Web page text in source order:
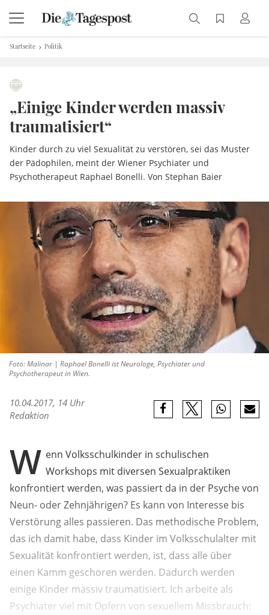
Startseite Politik
„Einige Kinder werden massiv
traumatisiert“
Kinder durch zu viel Sexualität zu verstören, sei das Muster
der Pädophilen, meint der Wiener Psychiater und
Psychotherapeut Raphael Bonelli. Von Stephan Baier
Foto: Malinar | Raphael Bonelli ist Neurologe, Psychiater und
Psychotherapeut in Wien.
10.04.2017, 14 Uhr
Redaktion
W enn Volksschulkinder in schulischen
Workshops mit diversen Sexualpraktiken
konfrontiert werden, was passiert da in der Psyche von
Neun- oder Zehnjährigen? Es kann von Interesse bis
Verstörung alles passieren. Das methodische Problem,
das ich damit habe, dass Kinder im Volksschulalter mit
Sexualität konfrontiert werden, ist, dass alle über
einen Kamm geschoren werden. Dadurch werden
einige Kinder massiv traumatisiert. Ich arbeite als
Psychiater viel mit Opfern von sexuellem Missbrauch: